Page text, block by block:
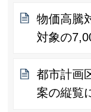
物価高騰
対象の
都市計画
案の縦覧